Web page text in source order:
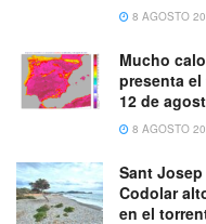
8 AGOSTO
Mucho
presenta
12 de
8 AGOSTO
Sant
Codolar
en el